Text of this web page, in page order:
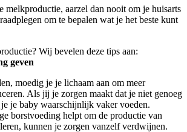
melkproductie, aarzel dan nooit om je huisarts
om te bepalen wat je het beste kunt
Wij bevelen deze tips aan:
geven
moedig je je lichaam aan om meer
Als jij je zorgen maakt dat je niet genoeg
je baby waarschijnlijk vaker voeden.
borstvoeding helpt om de productie van
kunnen je zorgen vanzelf verdwijnen.